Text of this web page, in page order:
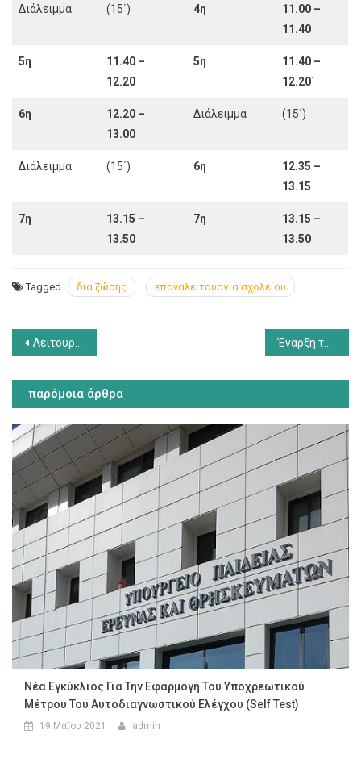
Διάλειμμα (15΄) 4η
11.00 –
11.40
5η
11.40 –
12.20
5η
11.40 –
12.20΄
6η
12.20 –
13.00
Διάλειμμα (15΄)
Διάλειμμα (15΄) 6η
12.35 –
13.15
7η
13.15 –
13.50
7η
13.15 –
13.50
Tagged δια ζώσης επαναλειτουργία σχολείου
Πλοήγηση
άρθρων
Λειτουργία σχολείου από 8 Ιανουαρίου Έναρξη της Ενισχυτικής Διδασκαλίας για το σχολικό έτος 2020-2021
παρόμοια άρθρα
Νέα Εγκύκλιος Για Την Εφαρμογή Του Υποχρεωτικού
Μέτρου Του Αυτοδιαγνωστικού Ελέγχου (self Test)
19 Μαΐου 2021 admin